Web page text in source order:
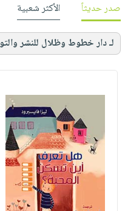
صدر حديثاً الأكثر شعبية
لـ دار خطوط وظلال للنشر